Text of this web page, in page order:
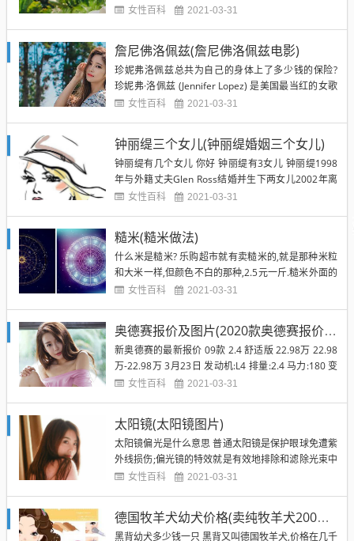
就能好了,有的烫发要一个多小时. 具体多久还要看你
问理发师. 烫发是一种美发方法,分为物理烫发和化学
烫发...
女性百科 2021-03-31
詹尼佛洛佩兹(詹尼佛洛佩兹电影)
珍妮弗洛佩兹总共为自己的身体上了多少钱的保险?
珍妮弗·洛佩兹 (Jennifer Lopez) 是美国最当红的女歌
星兼影星之一,JLo是时尚杂志的宠儿,更是时尚周上的
体保险八卦,版...
女性百科 2021-03-31
钟丽缇三个女儿(钟丽缇婚姻三个女儿)
钟丽缇有几个女儿 你好 钟丽缇有3女儿 钟丽缇1998
年与外籍丈夫Glen Ross结婚并生下两女儿2002年离
婚随与音乐人严铮再婚2008年奥运期间钟丽缇北京生
没有自己的孩子,他的妻子（钟丽缇）和前...
女性百科 2021-03-31
糙米(糙米做法)
什么米是糙米? 乐购超市就有卖糙米的,就是那种米粒
和大米一样,但颜色不白的那种,2.5元一斤.糙米外面的
那层没磨掉,这层东西有很多营养,可以预防很多疾病比
糖而保留胚芽和内皮的"浅白米".各种谷物的营养...
女性百科 2021-03-31
奥德赛报价及图片(2020款奥德赛报价及图片)
新奥德赛的最新报价 09款 2.4 舒适版 22.98万 22.98
万-22.98万 3月23日 发动机:L4 排量:2.4 马力:180 变
速箱:5挡自动 | 经销商报价 | 图片 | 参数配置 | 对比
女性百科 2021-03-31
太阳镜(太阳镜图片)
太阳镜偏光是什么意思 普通太阳镜是保护眼球免遭紫
外线损伤;偏光镜的特效就是有效地排除和滤除光束中
的散射光线.使光线能于正轨之透光轴投入眼睛视觉影
驾驶、钓鱼、旅游、日常佩戴. 偏光太阳镜跟普通太阳
镜有什...
女性百科 2021-03-31
德国牧羊犬幼犬价格(卖纯牧羊犬200元一只)
黑背幼犬多少钱一只 黑背又叫德国牧羊犬,价格在几千